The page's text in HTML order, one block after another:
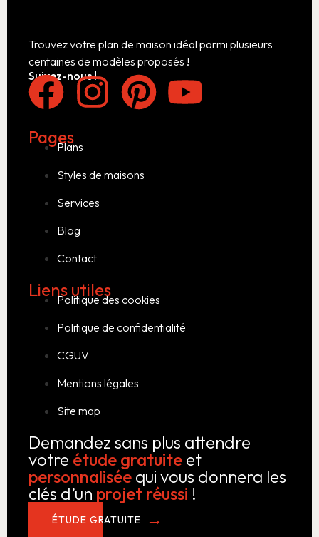
Trouvez votre plan de maison idéal parmi plusieurs
centaines de modèles proposés !
Suivez-nous !
Pages
Plans
Styles de maisons
Services
Blog
Contact
Liens utiles
Politique des cookies
Politique de confidentialité
CGUV
Mentions légales
Site map
Demandez sans plus attendre
votre étude gratuite et
personnalisée qui vous donnera les
clés d’un projet réussi !
ÉTUDE GRATUITE